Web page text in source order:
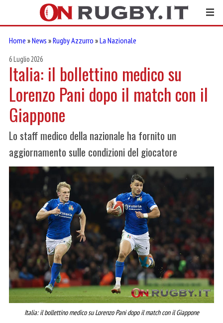
Home »News »Rugby Azzurro »La Nazionale
6 Luglio 2026
Italia: il bollettino medico su
Lorenzo Pani dopo il match con il
Giappone
Lo staff medico della nazionale ha fornito un
aggiornamento sulle condizioni del giocatore
Italia: il bollettino medico su Lorenzo Pani dopo il match con il Giappone